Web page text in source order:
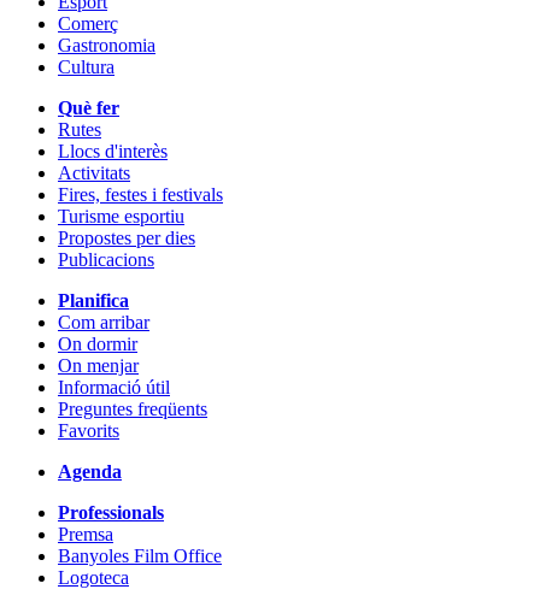
Comerç
Gastronomia
Cultura
Què fer
Rutes
Llocs d'interès
Activitats
Fires, festes i festivals
Turisme esportiu
Propostes per dies
Publicacions
Planifica
Com arribar
On dormir
On menjar
Informació útil
Preguntes freqüents
Favorits
Agenda
Professionals
Premsa
Banyoles Film Office
Logoteca